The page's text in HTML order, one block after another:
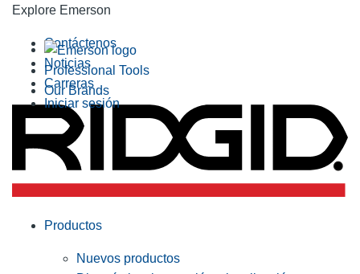
Explore Emerson
Professional Tools
Our Brands
Contáctenos
Noticias
Carreras
Iniciar sesión
Productos
Nuevos productos